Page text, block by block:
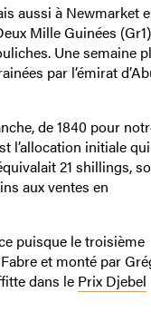
aussi à Newmarket
Mille Guinées
Une semaine
par l’émirat
de 1840 pour
l’allocation initiale
21 shillings,
aux ventes en
puisque le troisième
et monté par
dans le Prix Djebel